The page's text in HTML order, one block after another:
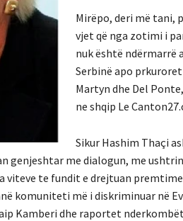
Mirëpo, deri më tani,
vjet që nga zotimi i
nuk është ndërmarrë
Serbinë apo
Martyn dhe Del
ne shqip Le
Sikur Hashim Thaçi
me dialogun, me
viteve te fundit e drejtuan
komuniteti më i diskriminuar në
Kamberi dhe raportet